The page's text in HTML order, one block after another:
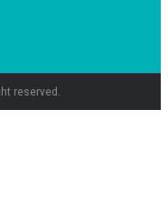
reserved.